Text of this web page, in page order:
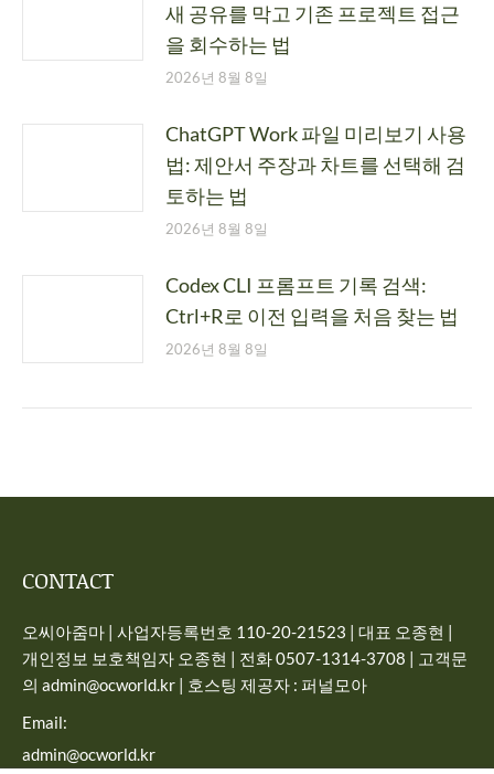
새 공유를 막고 기존 프로젝트 접근
을 회수하는 법
2026년 8월 8일
ChatGPT Work 파일 미리보기 사용
법: 제안서 주장과 차트를 선택해 검
토하는 법
2026년 8월 8일
Codex CLI 프롬프트 기록 검색:
Ctrl+R로 이전 입력을 처음 찾는 법
2026년 8월 8일
CONTACT
오씨아줌마 | 사업자등록번호 110-20-21523 | 대표 오종현 |
개인정보 보호책임자 오종현 | 전화 0507-1314-3708 | 고객문
의 admin@ocworld.kr | 호스팅 제공자 : 퍼널모아
Email:
admin@ocworld.kr